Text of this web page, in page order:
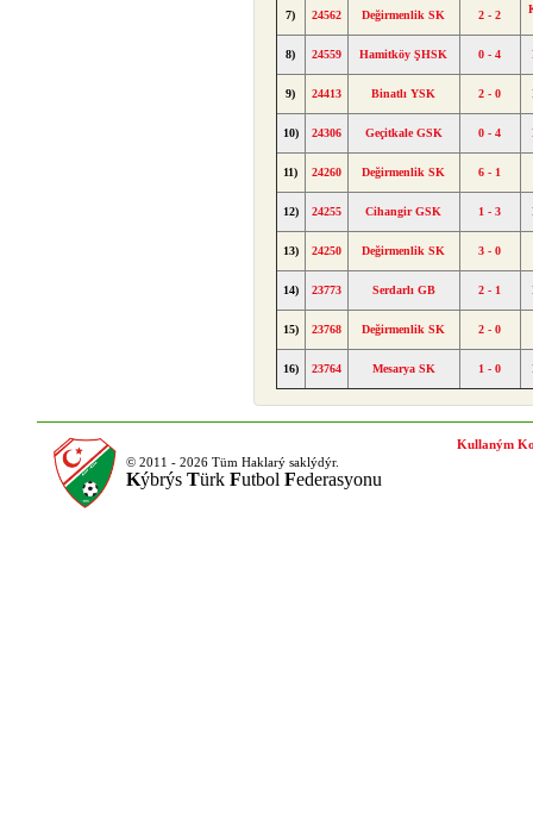
7) 24562 Değirmenlik SK 2 - 2
8) 24559 Hamitköy ŞHSK 0 - 4
9) 24413 Binatlı YSK 2 - 0
10) 24306 Geçitkale GSK 0 - 4
11) 24260 Değirmenlik SK 6 - 1
12) 24255 Cihangir GSK 1 - 3
13) 24250 Değirmenlik SK 3 - 0
14) 23773 Serdarlı GB 2 - 1
15) 23768 Değirmenlik SK 2 - 0
16) 23764 Mesarya SK 1 - 0
© 2011 - 2026 Tüm Haklarý saklýdýr.
Kýbrýs Türk Futbol Federasyonu
Kullaným